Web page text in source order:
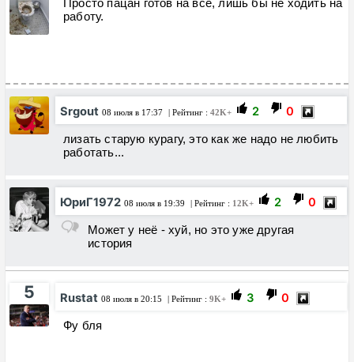
работу.
Srgout 08 июля в 17:37 | Рейтинг : 42K+ 2 0
лизать старую курагу, это как же надо не любить
работать...
ЮриГ1972 08 июля в 19:39 | Рейтинг : 12K+ 2 0
Может у неё - хуй, но это уже другая
история
5 Rustat 08 июля в 20:15 | Рейтинг : 9K+ 3 0
Фу бля